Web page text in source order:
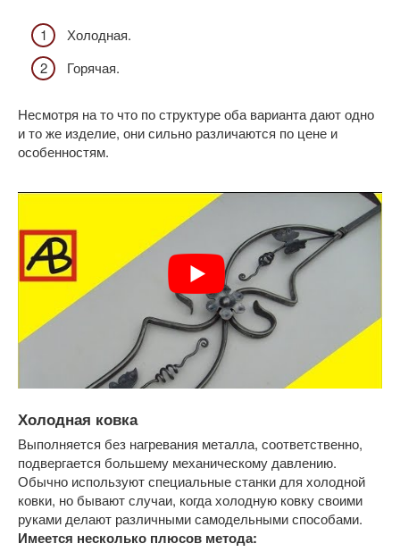
Холодная.
Горячая.
Несмотря на то что по структуре оба варианта дают одно
и то же изделие, они сильно различаются по цене и
особенностям.
Холодная ковка
Выполняется без нагревания металла, соответственно,
подвергается большему механическому давлению.
Обычно используют специальные станки для холодной
ковки, но бывают случаи, когда холодную ковку своими
руками делают различными самодельными способами.
Имеется несколько плюсов метода: